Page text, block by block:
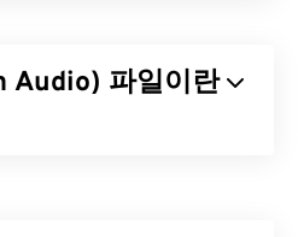
Audio) 파일이란